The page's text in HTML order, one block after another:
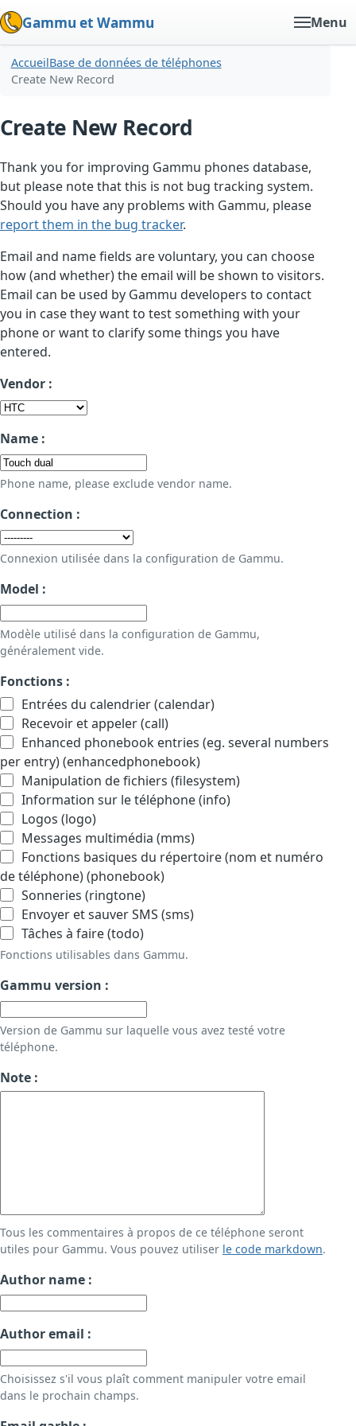
Gammu et Wammu Menu
AccueilBase de données de téléphones
Create New Record
Create New Record
Thank you for improving Gammu phones database,
but please note that this is not bug tracking system.
Should you have any problems with Gammu, please
report them in the bug tracker.
Email and name fields are voluntary, you can choose
how (and whether) the email will be shown to visitors.
Email can be used by Gammu developers to contact
you in case they want to test something with your
phone or want to clarify some things you have
entered.
Vendor :
Name :
Phone name, please exclude vendor name.
Connection :
Connexion utilisée dans la configuration de Gammu.
Model :
Modèle utilisé dans la configuration de Gammu,
généralement vide.
Fonctions :
Entrées du calendrier (calendar)
Recevoir et appeler (call)
Enhanced phonebook entries (eg. several numbers
per entry) (enhancedphonebook)
Manipulation de fichiers (filesystem)
Information sur le téléphone (info)
Logos (logo)
Messages multimédia (mms)
Fonctions basiques du répertoire (nom et numéro
de téléphone) (phonebook)
Sonneries (ringtone)
Envoyer et sauver SMS (sms)
Tâches à faire (todo)
Fonctions utilisables dans Gammu.
Gammu version :
Version de Gammu sur laquelle vous avez testé votre
téléphone.
Note :
Tous les commentaires à propos de ce téléphone seront
utiles pour Gammu. Vous pouvez utiliser le code markdown.
Author name :
Author email :
Choisissez s'il vous plaît comment manipuler votre email
dans le prochain champs.